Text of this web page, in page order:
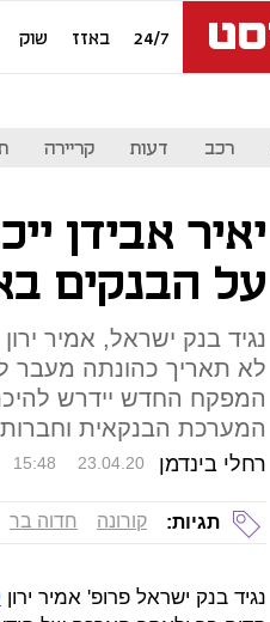
24/7 באזז שוק
רכב דעות קריירה
יאיר אבידן
על הבנקים
נגיד בנק ישראל, אמיר
לא תאריך כהונתה מעבר
המפקח החדש יידרש
המערכת הבנקאית
רחלי בינדמן 15:48 23.04.20
תגיות: קורונה חדוה בר
נגיד בנק ישראל פרופ' אמיר ירון